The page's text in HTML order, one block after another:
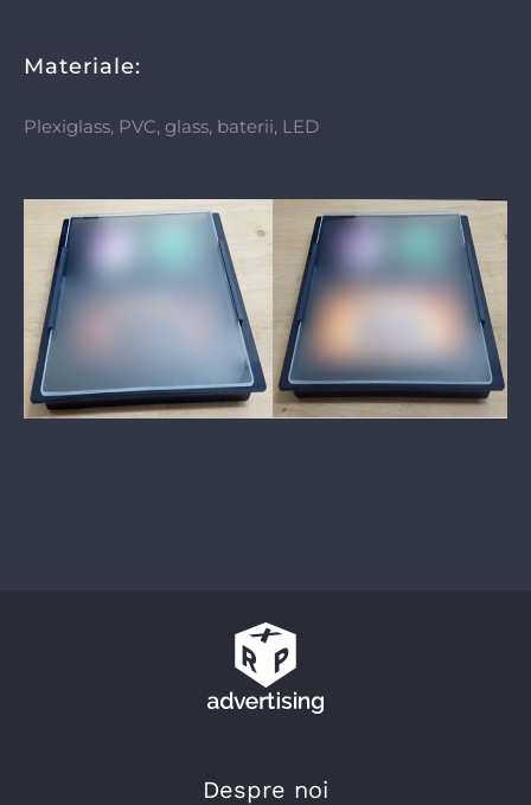
Materiale:
Plexiglass, PVC, glass, baterii, LED
Despre noi